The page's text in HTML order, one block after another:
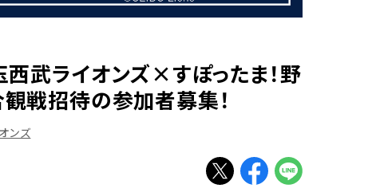
西武ライオンズ×すぽったま！野
戦招待の参加者募集！
ンズ